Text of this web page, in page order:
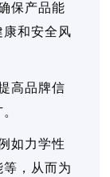
保产品能
和安全风
高品牌信
如力学性
，从而为